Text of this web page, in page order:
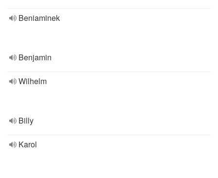
Beniaminek
Benjamin
Wilhelm
Billy
Karol